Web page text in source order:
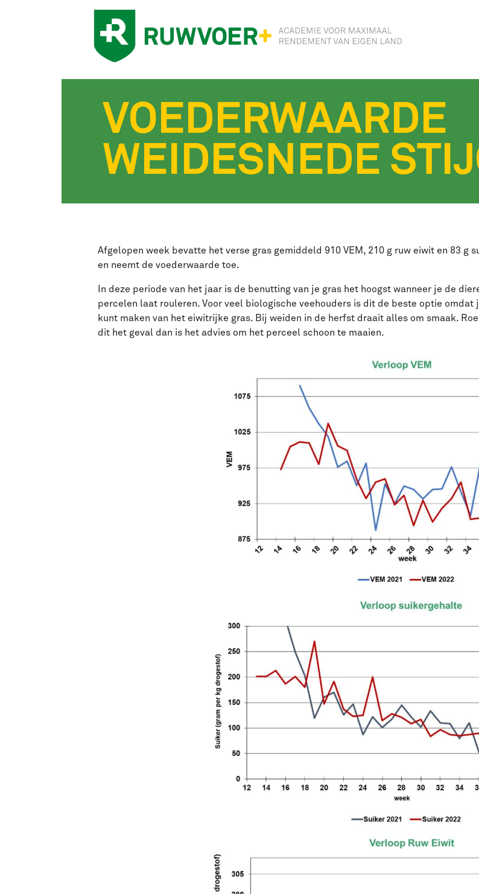
VOEDERWAARDE
WEIDESNEDE
Afgelopen week bevatte het verse gras gemiddeld 910 VEM, 210 g ruw eiwit en 83 g
en neemt de voederwaarde toe.
In deze periode van het jaar is de benutting van je gras het hoogst wanneer je de
percelen laat rouleren. Voor veel biologische veehouders is dit de beste optie
kunt maken van het eiwitrijke gras. Bij weiden in de herfst draait alles om smaak.
dit het geval dan is het advies om het perceel schoon te maaien.